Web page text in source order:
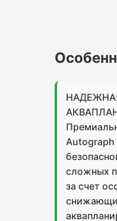
Autograph
сложных
за счет